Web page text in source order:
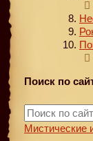
Поиск по
Мистические